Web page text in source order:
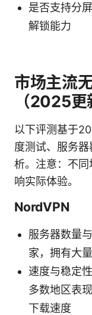
是否支持分
解锁能力
市场主流
（2025更
以下评测基于
度测试、服务
析。注意：不
响实际体验。
NordVPN
服务器数量
家，拥有大
速度与稳定
多数地区表
下载速度